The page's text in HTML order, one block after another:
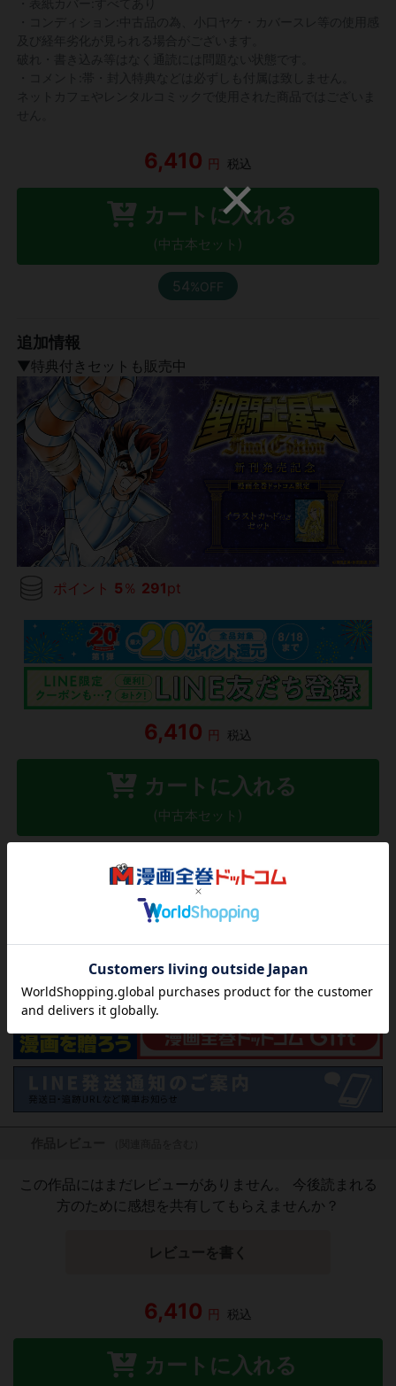
6,410 円 税込
カートに入れる
(中古本セット)
54%OFF
追加情報
▼特典付きセットも販売中
ポイント 5 ％ 291pt
6,410 円 税込
カートに入れる
(中古本セット)
紙版 新品 14,190
欲しいリストに追加する
気になる商品を登録
この作品にはまだレビューがありません。 今後読まれる
方のために感想を共有してもらえませんか？
レビューを書く
6,410 円 税込
カートに入れる